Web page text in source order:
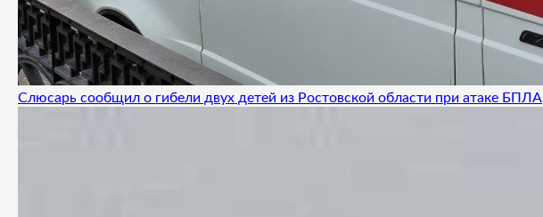
Слюсарь сообщил о гибели двух детей из Ростовской области при атаке БПЛА